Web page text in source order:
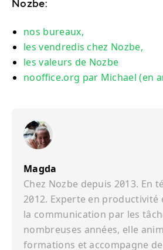
Nozbe:
nos bureaux,
les vendredis chez Nozbe,
les valeurs de Nozbe
nooffice.org par Michael (en
Magda
Chez Nozbe depuis 2013. En
2012. Experte en
la communication par les
nombreuses années, elle
formations et accompagne